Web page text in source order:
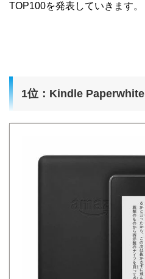
TOP100を発表していきます。
1位：Kindle Paperwhite